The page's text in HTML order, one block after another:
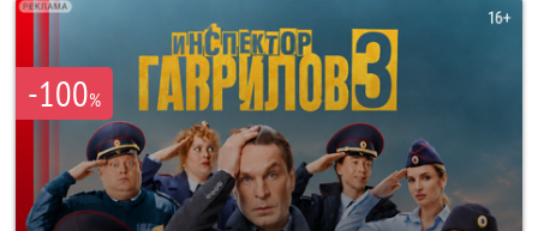
-100%